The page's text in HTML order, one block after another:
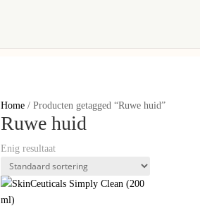
Home / Producten getagged “Ruwe huid”
Ruwe huid
Enig resultaat